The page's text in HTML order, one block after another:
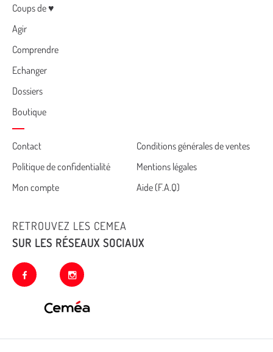
Menu
Coups de ♥
Agir
Comprendre
Echanger
Dossiers
Boutique
Cemea
footer
Contact
Conditions générales de ventes
Politique de confidentialité
Mentions légales
Mon compte
Aide (F.A.Q)
RETROUVEZ LES CEMEA
SUR LES RÉSEAUX SOCIAUX
facebook instagram